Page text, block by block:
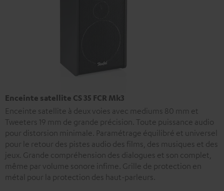
Enceinte satellite CS 35 FCR Mk3
Enceinte satellite à deux voies avec mediums 80 mm et
Tweeters 19 mm de grande précision. Toute puissance audio
pour distorsion minimale. Paramétrage équilibré et universel
pour le retour des pistes audio des films, des musiques et des
jeux. Grande compréhension des dialogues et son complet,
même par volume sonore infime. Grille de protection en
métal pour la protection des haut-parleurs.